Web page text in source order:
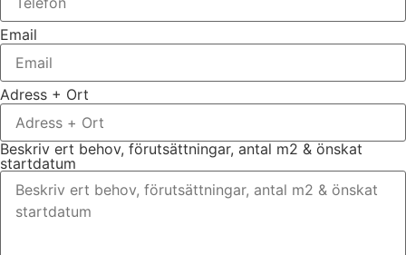
Email
Adress + Ort
Beskriv ert behov, förutsättningar, antal m2 & önskat
startdatum